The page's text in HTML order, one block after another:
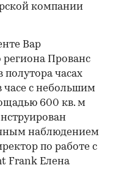
компании
Вар
региона Прованс
часах
часе с небольшим
600 кв. м
наблюдением
по работе с
Frank Елена